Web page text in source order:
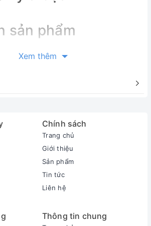
sản phẩm
hiệu quả:
80 đến 120m³)
(được đo trong phòng thí nghiệm):
Xem thêm
Chính sách
Trang chủ
Giới thiệu
Sản phẩm
Tin tức
Liên hệ
Thông tin chung